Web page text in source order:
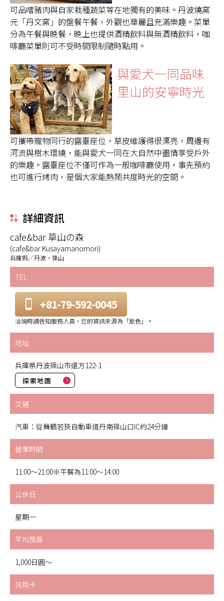
可品嚐豬肉與自家栽種蔬菜等在地獨有的美味。丹波燒窯
元「丹文窯」的盤餐午餐，外觀也華麗且充滿樂趣。菜單
分為午餐與晚餐，晚上也提供酒精飲料與無酒精飲料，咖
啡廳菜單則可不受時間限制隨時點用。
與愛犬一同品味
里山的安寧時光
可攜帶寵物同行的露臺座位，草皮維護得很漂亮，周邊有
河流與樹木環繞，能與愛犬一同在大自然中盡情享受戶外
的樂趣。露臺座位不僅可作為一般咖啡廳使用，事先預約
也可進行烤肉，是個大家能熱鬧共度時光的空間。
詳細資訊
cafe&bar 草山の森
(cafe&bar Kusayamanomori)
兵庫縣／丹波・篠山
TEL
+81-79-592-0045
洽詢時請告知服務人員，您的資訊來源為「旅色」。
地址
兵庫県丹波篠山市遠方122-1
探索地圖
交通
汽車：從舞鶴若狹自動車道丹南篠山口IC約24分鐘
營業時間
11:00～21:00※午餐為11:00～14:00
公休日
星期一
平均預算
1,000日圓～
信用卡